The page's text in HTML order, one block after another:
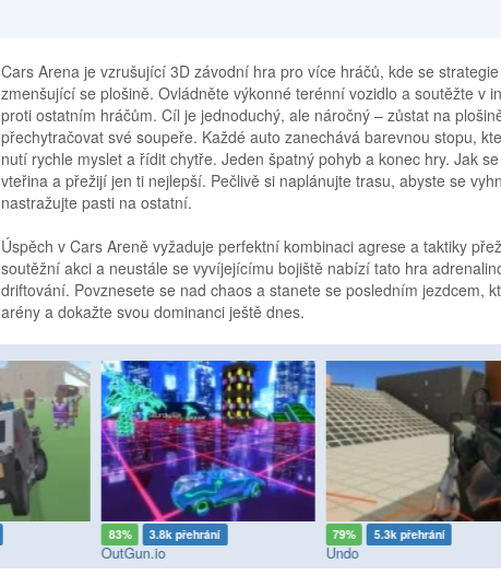
Cars Arena je vzrušující 3D závodní hra pro více hráčů, kde se
zmenšující se plošině. Ovládněte výkonné terénní vozidlo a soutěžte v
proti ostatním hráčům. Cíl je jednoduchý, ale náročný – zůstat na
přechytračovat své soupeře. Každé auto zanechává barevnou stopu,
nutí rychle myslet a řídit chytře. Jeden špatný pohyb a konec hry. Jak
vteřina a přežijí jen ti nejlepší. Pečlivě si naplánujte trasu, abyste se
nastražujte pasti na ostatní.
Úspěch v Cars Areně vyžaduje perfektní kombinaci agrese a taktiky
soutěžní akci a neustále se vyvíjejícímu bojiště nabízí tato hra
driftování. Povznesete se nad chaos a stanete se posledním jezdcem,
arény a dokažte svou dominanci ještě dnes.
83% 3.8k přehrání
OutGun.io
79% 5.3k přehrání
Undo